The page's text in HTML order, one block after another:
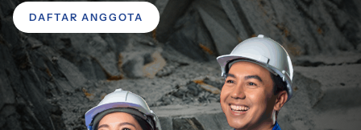
DAFTAR ANGGOTA